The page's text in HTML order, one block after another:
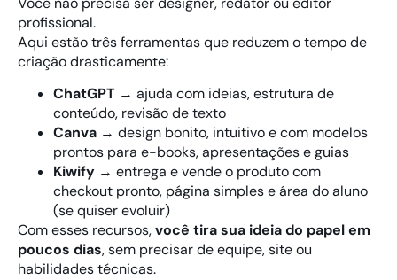
profissional.
Aqui estão três ferramentas que reduzem o tempo de
criação drasticamente:
ChatGPT → ajuda com ideias, estrutura de
conteúdo, revisão de texto
Canva → design bonito, intuitivo e com modelos
prontos para e-books, apresentações e guias
Kiwify → entrega e vende o produto com
checkout pronto, página simples e área do aluno
(se quiser evoluir)
Com esses recursos,você tira sua ideia do papel em
poucos dias, sem precisar de equipe, site ou
habilidades técnicas.